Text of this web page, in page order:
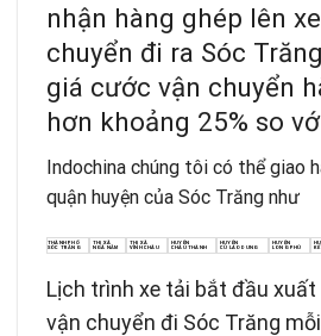
nhận hàng ghép lên
chuyển đi ra Sóc
giá cước vận chuyển
hơn khoảng 25% so
Indochina chúng tôi có thể giao
quận huyện của Sóc Trăng như
THÀNH PHỐ
SÓC TRĂNG
THỊ XÃ
NGÃ NĂM
THỊ XÃ
VĨNH CHÂU
HUYỆN
CHÂU THÀNH
HUYỆN
CÙ LAO DUNG
HUYỆN
LONG PHÚ
KẾ
Lịch trình xe tải bắt đầu
vận chuyển đi Sóc Trăng